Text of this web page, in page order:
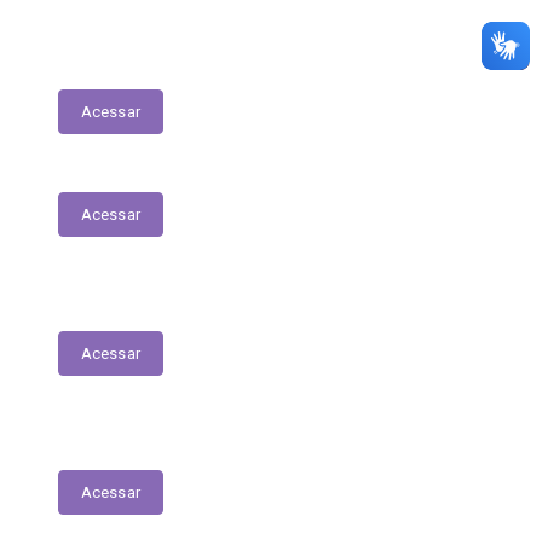
Acessar
Acessar
Acessar
Acessar